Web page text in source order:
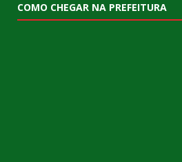
COMO CHEGAR NA PREFEITURA